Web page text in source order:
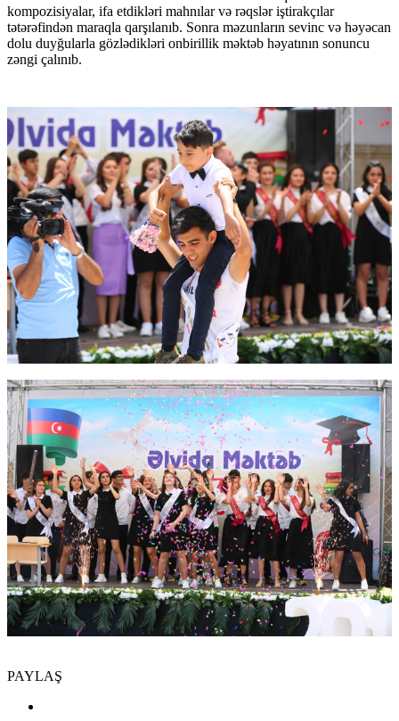
kompozisiyalar, ifa etdikləri mahnılar və rəqslər iştirakçılar
tətərəfindən maraqla qarşılanıb. Sonra məzunların sevinc və həyəcan
dolu duyğularla gözlədikləri onbirillik məktəb həyatının sonuncu
zəngi çalınıb.
PAYLAŞ